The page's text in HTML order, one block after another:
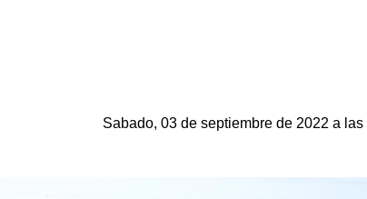
Sabado, 03 de septiembre de 2022 a las